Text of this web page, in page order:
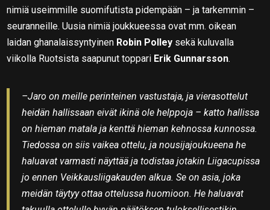
nimiä useimmille suomifutista pidempään – ja tarkemmin –
seuranneille. Uusia nimiä joukkueessa ovat mm. oikean
laidan ghanalaissyntyinen Robin Polley sekä kuluvalla
viikolla Ruotsista saapunut toppari Erik Gunnarsson.
–Jaro on meille perinteinen vastustaja, ja vierasottelut
heidän hallissaan eivät ikinä ole helppoja – katto hallissa
on hieman matala ja kenttä hieman kehnossa kunnossa.
Tiedossa on siis vaikea ottelu, ja nousijajoukueena he
haluavat varmasti näyttää ja todistaa jotakin Liigacupissa
jo ennen Veikkausliigakauden alkua. Se on asia, joka
meidän täytyy ottaa ottelussa huomioon. He haluavat